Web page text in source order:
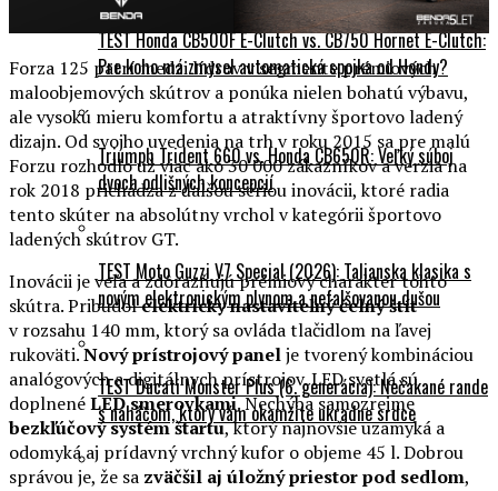
TEST Honda CB500F E-Clutch vs. CB750 Hornet E-Clutch:
Pre koho má zmysel automatická spojka od Hondy?
Triumph Trident 660 vs. Honda CB650R: Veľký súboj
dvoch odlišných koncepcií
TEST Moto Guzzi V7 Special (2026): Talianska klasika s
novým elektronickým plynom a nefalšovanou dušou
TEST Ducati Monster Plus (6. generácia): Nečakané rande
s naháčom, ktorý vám okamžite ukradne srdce
Forza 125 patrí medzi lídrov v segmente prémiových
maloobjemových skútrov a ponúka nielen bohatú výbavu,
ale vysokú mieru komfortu a atraktívny športovo ladený
dizajn. Od svojho uvedenia na trh v roku 2015 sa pre malú
Forzu rozhodlo už viac ako 30 000 zákazníkov a verzia na
rok 2018 prichádza z ďalšou sériou inovácii, ktoré radia
tento skúter na absolútny vrchol v kategórii športovo
ladených skútrov GT.
Inovácii je veľa a zdôrazňujú prémiový charakter tohto
skútra. Pribudolelektricky nastaviteľný čelný štít
v rozsahu 140 mm, ktorý sa ovláda tlačidlom na ľavej
rukoväti.Nový prístrojový panelje tvorený kombináciou
analógových a digitálnych prístrojov. LED svetlá sú
doplnenéLED smerovkami. Nechýba samozrejme
bezkľúčový systém štartu, ktorý najnovšie uzamyká a
odomyká aj prídavný vrchný kufor o objeme 45 l. Dobrou
správou je, že sa zväčšil aj úložný priestor pod sedlom,